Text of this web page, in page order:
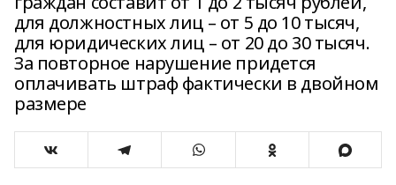
для должностных лиц – от 5 до 10 тысяч,
для юридических лиц – от 20 до 30 тысяч.
За повторное нарушение придется
оплачивать штраф фактически в двойном
размере